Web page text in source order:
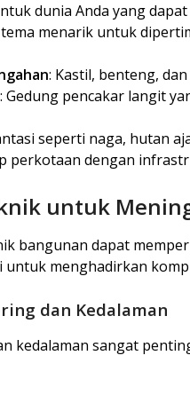
dunia Anda yang
menarik untuk
: Kastil, benteng,
: Gedung pencakar langit
seperti naga, hutan
perkotaan dengan
untuk
bangunan dapat
menghadirkan
dan Kedalaman
kedalaman sangat